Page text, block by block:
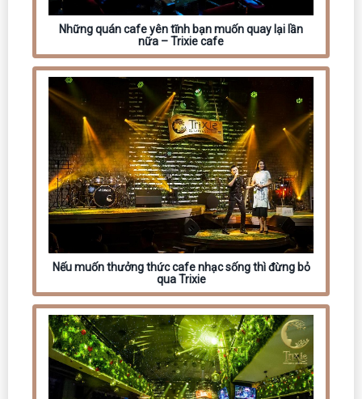
Những quán cafe yên tĩnh bạn muốn quay lại lần
nữa – Trixie cafe
Nếu muốn thưởng thức cafe nhạc sống thì đừng bỏ
qua Trixie